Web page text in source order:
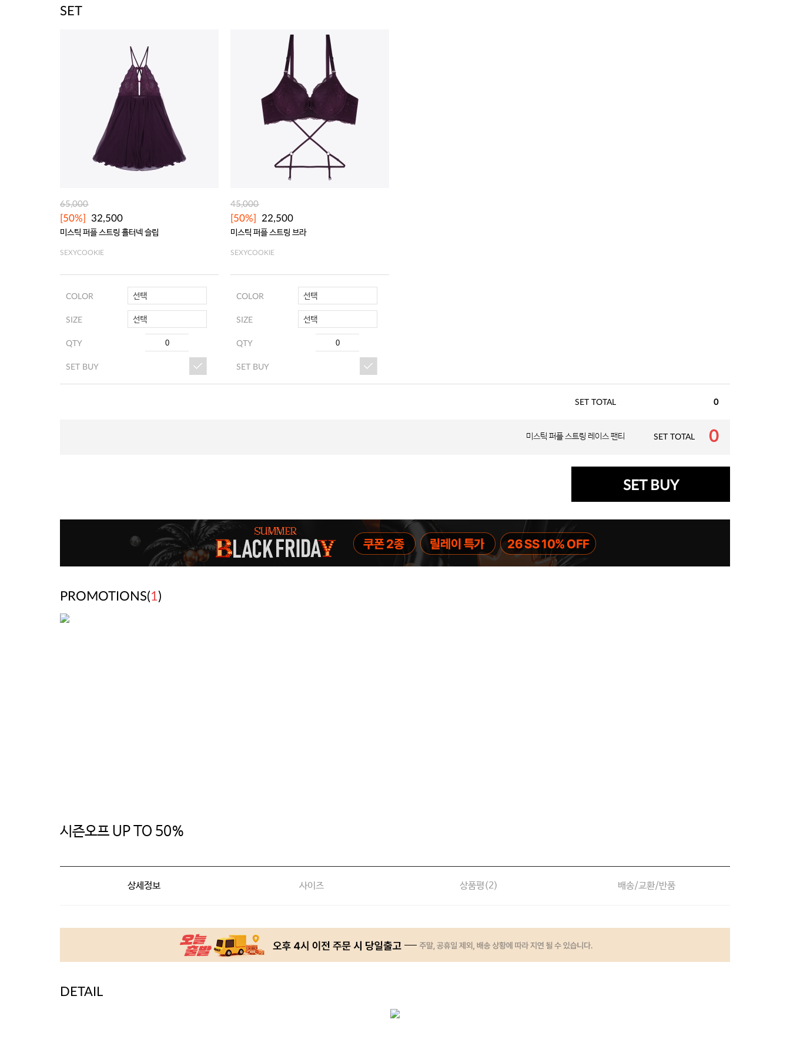
SET
65,000
[50%] 32,500
미스틱 퍼플 스트링 홀터넥 슬립
SEXYCOOKIE
COLOR 선택
SIZE 선택
QTY
SET BUY
45,000
[50%] 22,500
미스틱 퍼플 스트링 브라
SEXYCOOKIE
COLOR 선택
SIZE 선택
QTY
SET BUY
SET TOTAL 0
미스틱 퍼플 스트링 레이스 팬티 SET TOTAL 0
SET BUY
PROMOTIONS(1)
시즌오프 UP TO 50%
상세정보 사이즈 상품평(2) 배송/교환/반품
DETAIL